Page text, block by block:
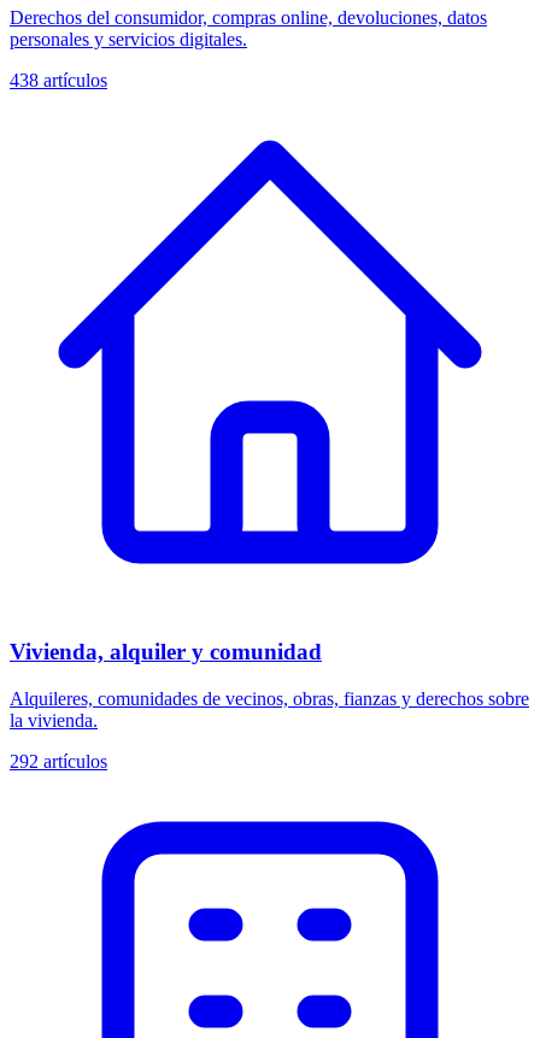
Derechos del consumidor, compras online, devoluciones, datos
personales y servicios digitales.
438 artículos
Vivienda, alquiler y comunidad
Alquileres, comunidades de vecinos, obras, fianzas y derechos sobre
la vivienda.
292 artículos